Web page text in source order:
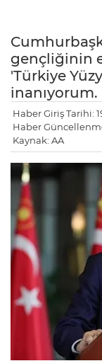
gençliğinin
'Türkiye
inanıyorum.
Haber Giriş Tarihi:
Haber
Kaynak: AA